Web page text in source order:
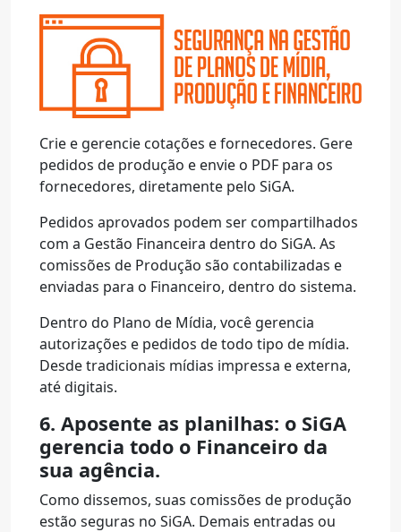
Crie e gerencie cotações e fornecedores. Gere
pedidos de produção e envie o PDF para os
fornecedores, diretamente pelo SiGA.
Pedidos aprovados podem ser compartilhados
com a Gestão Financeira dentro do SiGA. As
comissões de Produção são contabilizadas e
enviadas para o Financeiro, dentro do sistema.
Dentro do Plano de Mídia, você gerencia
autorizações e pedidos de todo tipo de mídia.
Desde tradicionais mídias impressa e externa,
até digitais.
6. Aposente as planilhas: o SiGA
gerencia todo o Financeiro da
sua agência.
Como dissemos, suas comissões de produção
estão seguras no SiGA. Demais entradas ou